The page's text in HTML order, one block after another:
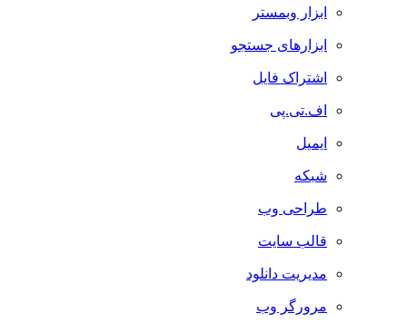
ابزار وبمستر
ابزارهای جستجو
اشتراک فایل
اف.تی.پی
ایمیل
شبکه
طراحی وب
قالب سایت
مدیریت دانلود
مرورگر وب